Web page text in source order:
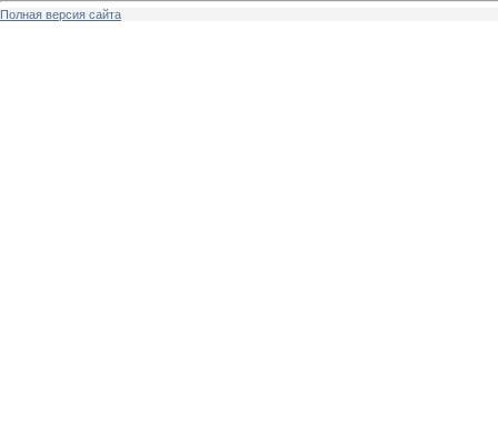
Полная версия сайта